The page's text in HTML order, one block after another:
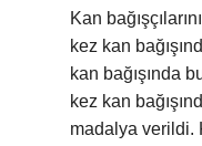
Kan
kez kan
kan bağışında
kez kan
madalya verildi.